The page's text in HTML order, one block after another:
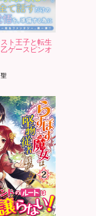
ト王子と転生
ゲースピンオ